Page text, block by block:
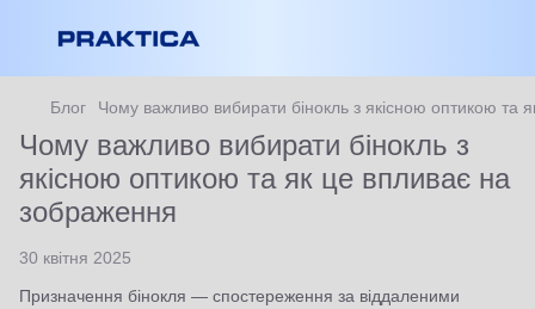
Блог Чому важливо вибирати бінокль з якісною оптикою та
Чому важливо вибирати бінокль з
якісною оптикою та як це впливає на
зображення
30 квітня 2025
Призначення бінокля — спостереження за віддаленими